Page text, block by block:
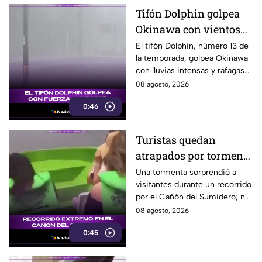
0:46
Tifón Dolphin golpea
Okinawa con vientos
de hasta 157 km/h
El tifón Dolphin, número 13 de
la temporada, golpea Okinawa
con lluvias intensas y ráfagas
de hasta 157 kilómetros por
08 agosto, 2026
0:45
Turistas quedan
atrapados por tormenta
en el Cañón del
Sumidero
Una tormenta sorprendió a
visitantes durante un recorrido
por el Cañón del Sumidero; no
se reportaron personas heridas
08 agosto, 2026